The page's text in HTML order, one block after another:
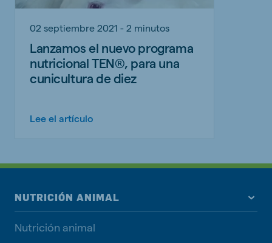
02 septiembre 2021 - 2 minutos
Lanzamos el nuevo programa
nutricional TEN®, para una
cunicultura de diez
Lee el artículo
NUTRICIÓN ANIMAL
Nutrición animal